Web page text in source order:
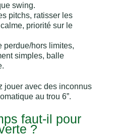
swing.
pitchs, ratisser les
priorité sur le
perdue/hors limites,
simples, balle
jouer avec des inconnus
au trou 6”.
faut-il pour
?